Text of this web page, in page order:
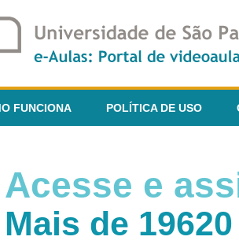
FUNCIONA POLÍTICA DE USO
Acesse e
Mais de